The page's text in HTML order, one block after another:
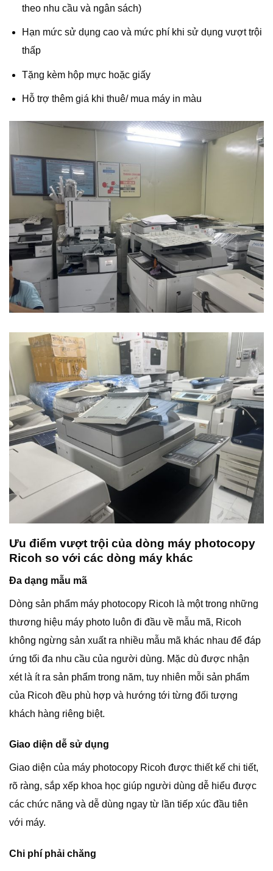
theo nhu cầu và ngân sách)
Hạn mức sử dụng cao và mức phí khi sử dụng vượt trội
thấp
Tặng kèm hộp mực hoặc giấy
Hỗ trợ thêm giá khi thuê/ mua máy in màu
Ưu điểm vượt trội của dòng máy photocopy
Ricoh so với các dòng máy khác
Đa dạng mẫu mã
Dòng sản phẩm máy photocopy Ricoh là một trong những
thương hiệu máy photo luôn đi đầu về mẫu mã, Ricoh
không ngừng sản xuất ra nhiều mẫu mã khác nhau để đáp
ứng tối đa nhu cầu của người dùng. Mặc dù được nhận
xét là ít ra sản phẩm trong năm, tuy nhiên mỗi sản phẩm
của Ricoh đều phù hợp và hướng tới từng đối tượng
khách hàng riêng biệt.
Giao diện dễ sử dụng
Giao diện của máy photocopy Ricoh được thiết kế chi tiết,
rõ ràng, sắp xếp khoa học giúp người dùng dễ hiểu được
các chức năng và dễ dùng ngay từ lần tiếp xúc đầu tiên
với máy.
Chi phí phải chăng